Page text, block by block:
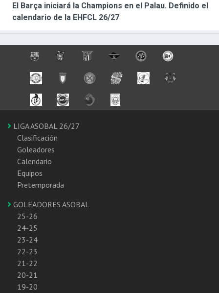
El Barça iniciará la Champions en el Palau. Definido el
calendario de la EHFCL 26/27
LIGA ASOBAL 26/27
Clasificación
Goleadores
Calendario
Equipos
Pretemporada
GOLEADORES ASOBAL
25-26
24-25
23-24
22-23
21-22
20-21
19-20